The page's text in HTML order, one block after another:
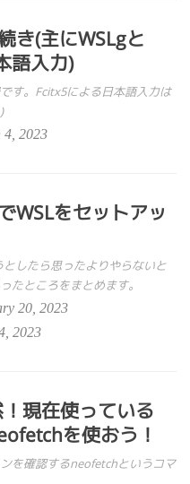
き(主にWSLgと
語入力)
す。Fcitx5による日本語入力は
4, 2023
WSLをセットアッ
したら思ったよりやらないと
たところをまとめます。
20, 2023
2023
現在使っている
を使おう！
を確認するneofetchというコマ